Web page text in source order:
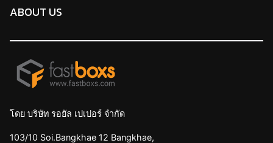
ABOUT US
โดย บริษัท รอยัล เปเปอร์ จำกัด
103/10 Soi.Bangkhae 12 Bangkhae,